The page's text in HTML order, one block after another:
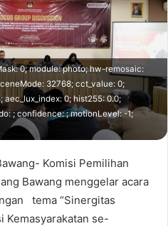
0; module: photo; hw-remosaic:
32768; cct_value: 0;
aec_lux_index: 0; hist255: 0.0;
; confidence: ; motionLevel: -1;
Komisi Pemilihan
Bawang menggelar acara
tema “Sinergitas
Kemasyarakatan se-